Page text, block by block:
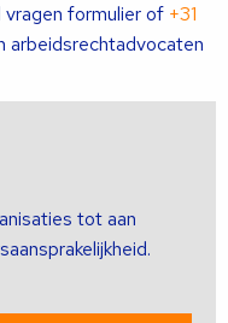
formulier of +31
arbeidsrechtadvocaten
tot aan